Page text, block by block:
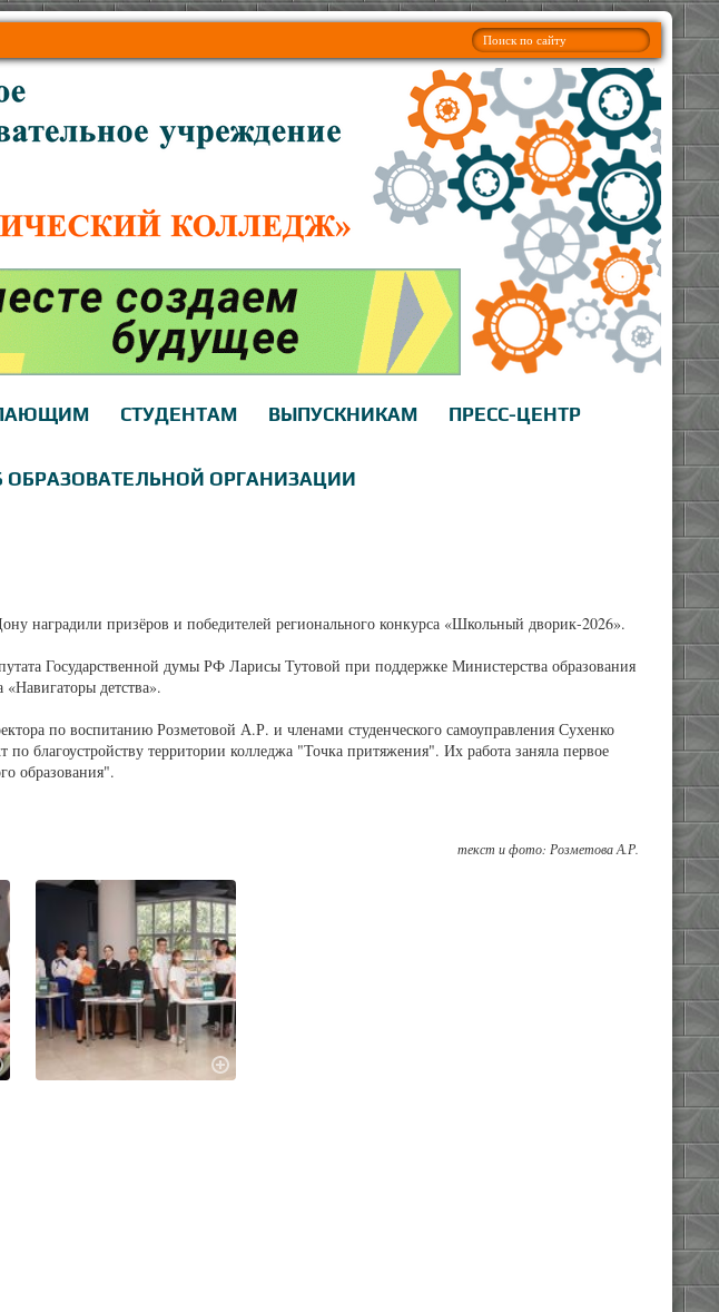
СТУДЕНТАМ ВЫПУСКНИКАМ ПРЕСС-ЦЕНТР
ОБРАЗОВАТЕЛЬНОЙ ОРГАНИЗАЦИИ
наградили призёров и победителей регионального конкурса «Школьный дворик-2026».
Государственной думы РФ Ларисы Тутовой при поддержке Министерства образования
детства».
по воспитанию Розметовой А.Р. и членами студенческого самоуправления Сухенко
благоустройству территории колледжа "Точка притяжения". Их работа заняла первое
образования".
текст и фото: Розметова А.Р.